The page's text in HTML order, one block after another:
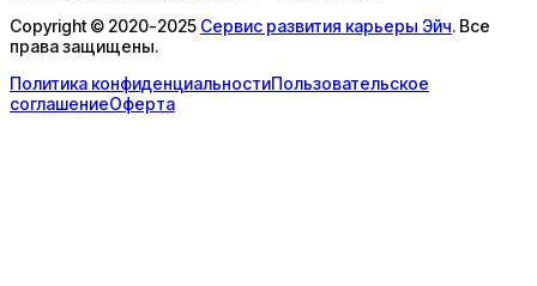
Copyright © 2020-2025 Сервис развития карьеры Эйч. Все
права защищены.
Политика конфиденциальностиПользовательское
соглашениеОферта